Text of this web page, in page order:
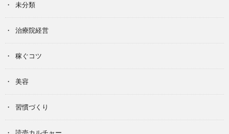
未分類
治療院経営
稼ぐコツ
美容
習慣づくり
読売カルチャー